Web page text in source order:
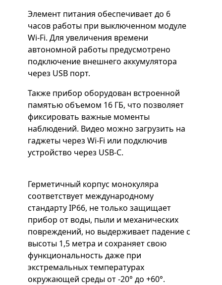
Элемент питания обеспечивает до 6
часов работы при выключенном модуле
Wi-Fi. Для увеличения времени
автономной работы предусмотрено
подключение внешнего аккумулятора
через USB порт.
Также прибор оборудован встроенной
памятью объемом 16 ГБ, что позволяет
фиксировать важные моменты
наблюдений. Видео можно загрузить на
гаджеты через Wi-Fi или подключив
устройство через USB-C.
Герметичный корпус монокуляра
соответствует международному
стандарту IP66, не только защищает
прибор от воды, пыли и механических
повреждений, но выдерживает падение с
высоты 1,5 метра и сохраняет свою
функциональность даже при
экстремальных температурах
окружающей среды от -20° до +60°.